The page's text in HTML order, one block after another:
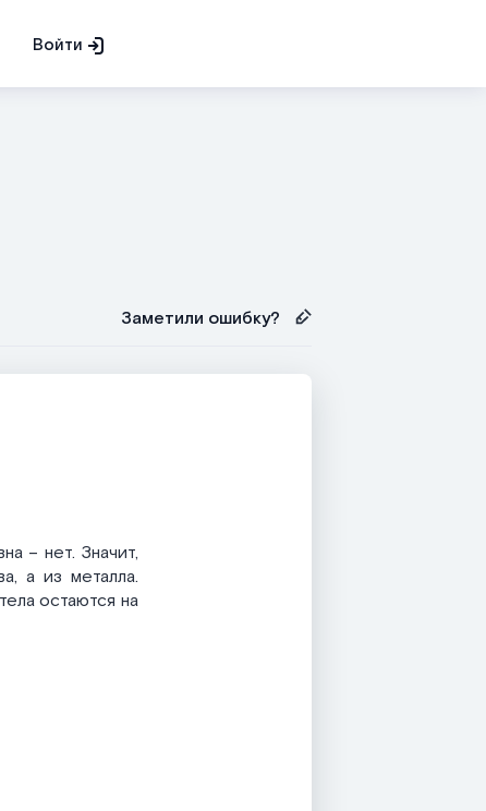
Войти
Заметили ошибку?
– нет. Значит,
а из металла.
остаются на